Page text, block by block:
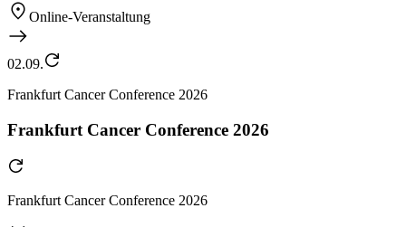
Online-Veranstaltung
02.09.
Frankfurt Cancer Conference 2026
Frankfurt Cancer Conference 2026
Frankfurt Cancer Conference 2026